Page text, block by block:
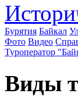
Бурятия Байкал
Фото Видео
Туроператор
Виды